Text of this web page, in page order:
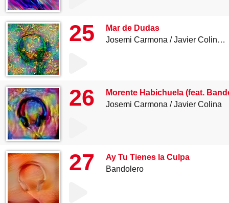
25
Mar de Dudas
Josemi Carmona
Javier Colina
26
Morente Habichuela (feat.
Josemi Carmona
Javier Colina
27
Ay Tu Tienes la Culpa
Bandolero